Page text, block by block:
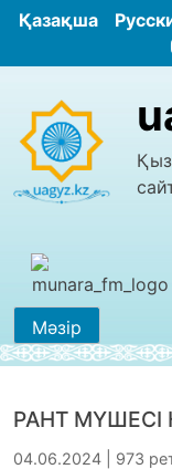
Қазақша
Мәзір
РАНТ МҮШЕСІ
04.06.2024 | 973